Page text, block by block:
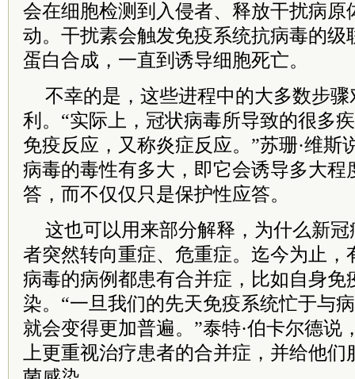
会在细胞检测到入侵者、释放干扰病原
动。干扰素会触发免疫系统抗病毒的级
蛋白合成，一直到诱导细胞死亡。
不幸的是，这些进程中的大多数步
利。“实际上，冠状病毒所导致的很多
免疫反应，又称炎症反应。”苏珊·维斯
病毒的毒性有多大，即它会诱导多大程
答，而不仅仅只是保护性应答。
这也可以用来部分解释，为什么新
者突然转向重症、危重症。迄今为止，
病毒的病例都患有合并症，比如自身免
染。“一旦我们的先天免疫系统忙于与
就会变得更加普遍。”泰特·伯卡尔德说
上更重视治疗患者的合并症，并给他